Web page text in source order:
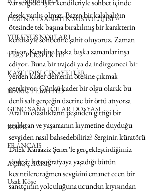
FEMİNİST SANATIN SOSYOLOJİSİ
YÜRÜYÜŞ NOTLARI
TERS PERSPEKTİF
KAYIT DIŞI CİNAYETLER
MAMUT LIMITED
GENÇ SANATÇILAR DOSYASI
İZMİR
FRANÇAIS
AÇIK ÇAĞRI
Uzak Köşe
var sergide. İşler kendileriyle sohbet içinde
desek yanlış olmaz. Bazen bir kalabalığın
ötesinde tek başına bırakılmış bir karakterin
kendisiyle sohbetine şahit oluyoruz. Zaman
eriyor. Kendine başka başka zamanlar inşa
ediyor. Buna bir trajedi ya da indirgemeci bir
yerden kader demenin ötesine çıkmak
gerekiyor. Çünkü kader bir olgu olarak bu
denli salt gerçeğin üzerine bir örtü atıyorsa
Aral’ın olasılıkların peşinden gittiği bir
aralıktan ve yaşamanın kıymetine duyduğu
sevgiden nasıl bahsedebiliriz? Serginin küratörü
Dilek Karaaziz Şener’le gerçekleştirdiğimiz
söyleşi, bu coğrafyaya yaşadığı bütün
kesintilere rağmen sevgisini emanet eden bir
sanatçının yolculuğuna ucundan kıyısından